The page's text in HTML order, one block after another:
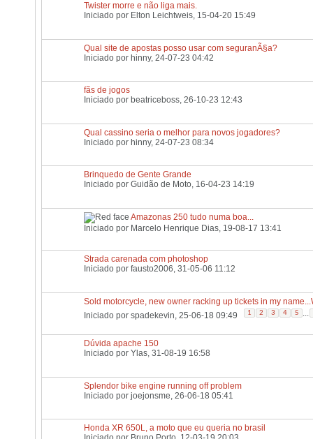
Twister morre e não liga mais.
Iniciado por Elton Leichtweis, 15-04-20 15:49
Qual site de apostas posso usar com seguranÃ§a?
Iniciado por hinny, 24-07-23 04:42
fãs de jogos
Iniciado por beatriceboss, 26-10-23 12:43
Qual cassino seria o melhor para novos jogadores?
Iniciado por hinny, 24-07-23 08:34
Brinquedo de Gente Grande
Iniciado por Guidão de Moto, 16-04-23 14:19
Amazonas 250 tudo numa boa...
Iniciado por Marcelo Henrique Dias , 19-08-17 13:41
Strada carenada com photoshop
Iniciado por fausto2006, 31-05-06 11:12
Sold motorcycle, new owner racking up tickets in my
Iniciado por spadekevin , 25-06-18 09:49 1 2 3 4 5
Dúvida apache 150
Iniciado por Ylas, 31-08-19 16:58
Splendor bike engine running off problem
Iniciado por joejonsme , 26-06-18 05:41
Honda XR 650L, a moto que eu queria no brasil